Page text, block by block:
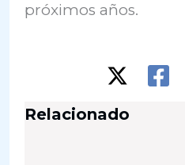
próximos años.
Relacionado